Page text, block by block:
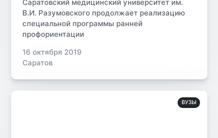
Саратовский медицинский университет им.
В.И. Разумовского продолжает реализацию
специальной программы ранней
профориентации
16 октября 2019
Саратов
ВУЗЫ